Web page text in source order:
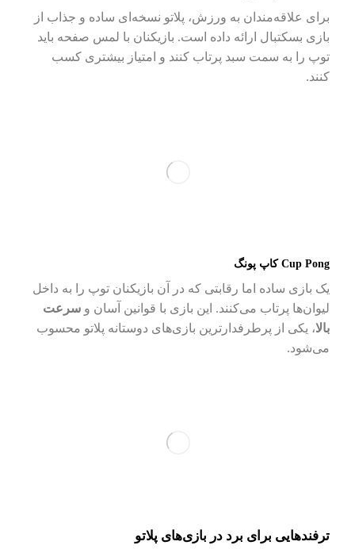
برای علاقه‌مندان به ورزش، پلاتو نسخه‌ای ساده و جذاب از
بازی بسکتبال ارائه داده است. بازیکنان با لمس صفحه باید
توپ را به سمت سبد پرتاب کنند و امتیاز بیشتری کسب
کنند.
Cup Pong کاپ پونگ
یک بازی ساده اما رقابتی که در آن بازیکنان توپ را به داخل
لیوان‌ها پرتاب می‌کنند. این بازی با قوانین آسان وسرعت
بالا، یکی از پرطرفدارترین بازی‌های دوستانه پلاتو محسوب
می‌شود.
ترفندهایی برای برد در بازی‌های پلاتو